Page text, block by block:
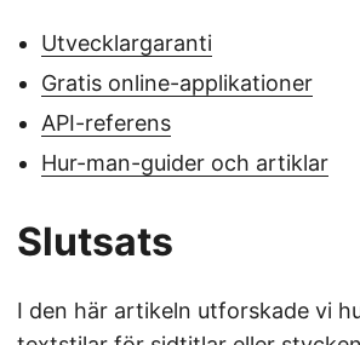
Utvecklargaranti
Gratis online-applikationer
API-referens
Hur-man-guider och artiklar
Slutsats
I den här artikeln utforskade vi